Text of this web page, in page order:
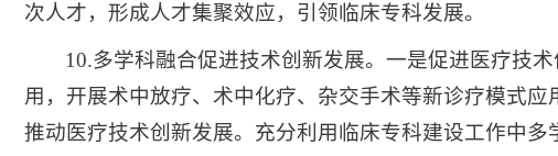
次人才，形成人才集聚效应，引领临床专科发展。
10.多学科融合促进技术创新发展。一是促进医疗技
用，开展术中放疗、术中化疗、杂交手术等新诊疗模式
推动医疗技术创新发展。充分利用临床专科建设工作中